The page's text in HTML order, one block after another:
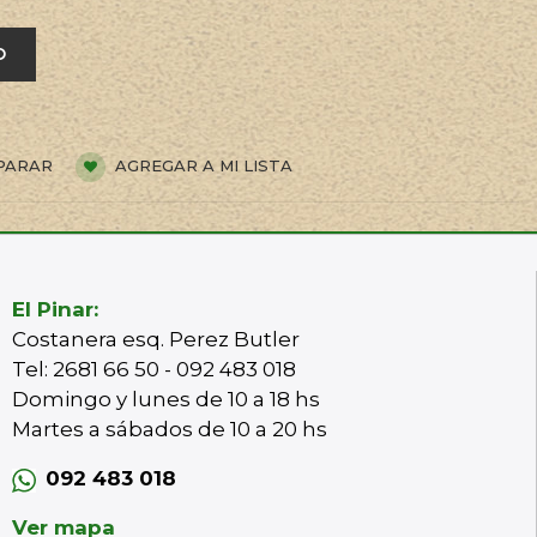
AGREGAR A MI LISTA
El Pinar:
Costanera esq. Perez Butler
Tel: 2681 66 50 - 092 483 018
Domingo y lunes de 10 a 18 hs
Martes a sábados de 10 a 20 hs
092 483 018
Ver mapa